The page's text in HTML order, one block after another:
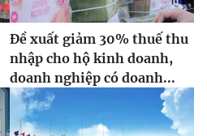
Đề xuất giảm 30% thuế thu
nhập cho hộ kinh doanh,
doanh nghiệp có doanh...